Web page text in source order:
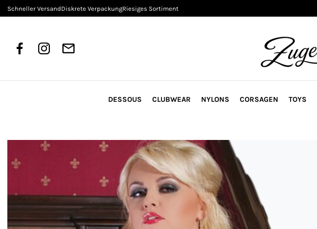
Schneller VersandDiskrete VerpackungRiesiges Sortiment
DESSOUS CLUBWEAR NYLONS CORSAGEN TOYS